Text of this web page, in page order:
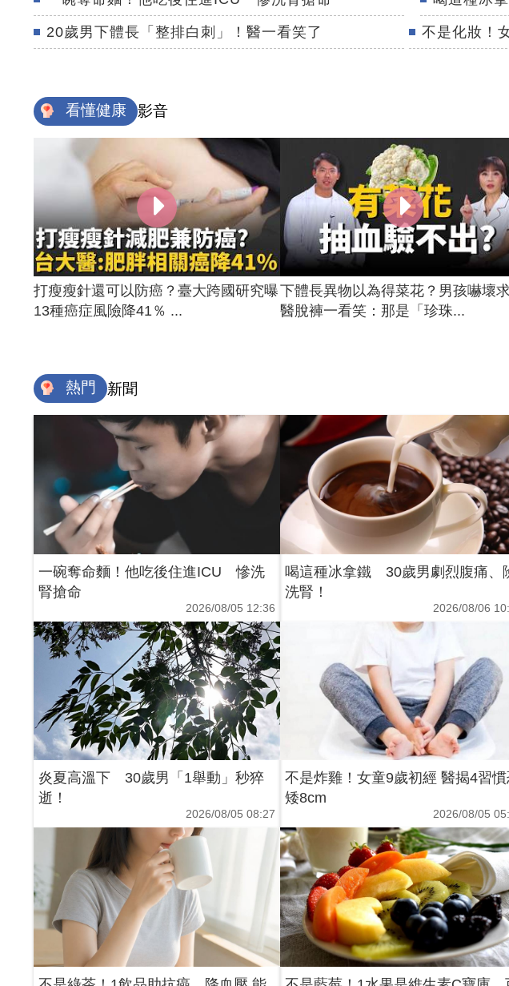
20歲男下體長「整排白刺」！醫一看笑了 不是化妝！
看懂健康 影音
打瘦瘦針還可以防癌？臺大跨國研究曝
13種癌症風險降41％ ...
下體長異物以為得菜花？男孩嚇壞
醫脫褲一看笑：那是「珍珠...
熱門 新聞
一碗奪命麵！他吃後住進ICU 慘洗
腎搶命
2026/08/05 12:36
喝這種冰拿鐵 30歲男劇烈腹痛、
洗腎！
2026/08/06
炎夏高溫下 30歲男「1舉動」秒猝
逝！
2026/08/05 08:27
不是炸雞！女童9歲初經 醫揭4習
矮8cm
2026/08/05